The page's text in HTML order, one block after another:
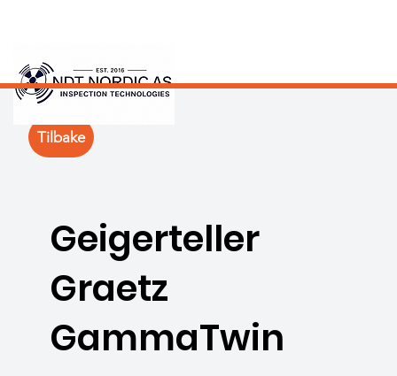
Geigerteller
Graetz
GammaTwin
Tilbake